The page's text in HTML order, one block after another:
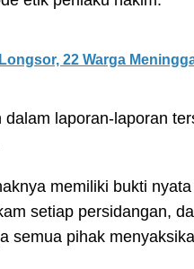
Longsor, 22 Warga
dalam laporan-laporan
memiliki bukti
setiap persidangan,
semua pihak